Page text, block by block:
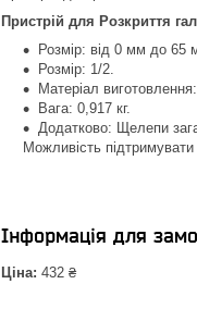
Пристрій для Розкриття
Розмір: від 0 мм до 65
Розмір: 1/2.
Матеріал
Вага: 0,917 кг.
Додатково: Щелепи
Можливість
Інформація для
Ціна: 432 ₴